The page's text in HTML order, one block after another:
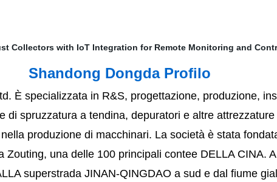
Shandong Dongda Profilo
È specializzata in R&S, progettazione, produzione,
di spruzzatura a tendina, depuratori e altre
produzione di macchinari. La società è stata
Zouting, una delle 100 principali contee DELLA CINA.
superstrada JINAN-QINGDAO a sud e dal fiume